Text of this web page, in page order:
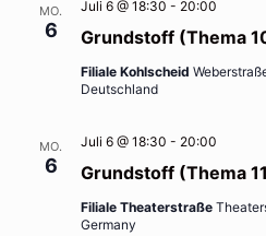
MO.
6 Grundstoff (Thema
Juli 6 @ 18:30 - 20:00
Filiale Kohlscheid
Deutschland
MO.
6 Grundstoff (Thema
Juli 6 @ 18:30 - 20:00
Filiale Theaterstraße
Germany